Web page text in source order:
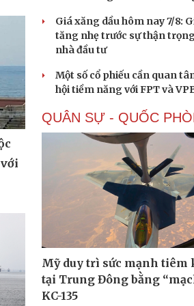
Giá xăng dầu hôm nay 7/8:
tăng nhẹ trước sự thận
nhà đầu tư
Một số cổ phiếu cần quan
hội tiềm năng với FPT và
QUÂN SỰ - QUỐC
Mỹ duy trì sức mạnh tiêm
tại Trung Đông bằng
KC-135